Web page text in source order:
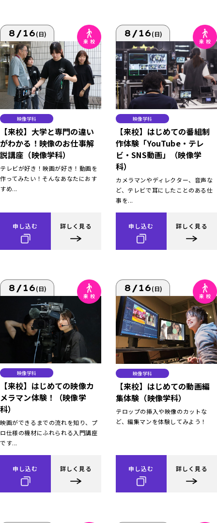
8/16(日)
映像学科
【来校】大学と専門の違い
がわかる！映像のお仕事解
説講座（映像学科）
テレビが好き！映画が好き！動画を
作ってみたい！そんなあなたにおす
すめ...
申し込む 詳しく見る
8/16(日)
映像学科
【来校】はじめての番組制
作体験「YouTube・テレ
ビ・SNS動画」（映像学
科）
カメラマンやディレクター、音声な
ど、テレビで耳にしたことのある仕
事を...
申し込む 詳しく見る
8/16(日)
映像学科
【来校】はじめての映像カ
メラマン体験！（映像学
科）
映画ができるまでの流れを知り、プ
ロ仕様の機材にふれられる入門講座
です...
申し込む 詳しく見る
8/16(日)
映像学科
【来校】はじめての動画編
集体験（映像学科）
テロップの挿入や映像のカットな
ど、編集マンを体験してみよう！
申し込む 詳しく見る